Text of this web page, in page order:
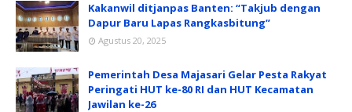
Kakanwil ditjanpas Banten: “Takjub dengan
Dapur Baru Lapas Rangkasbitung”
Agustus 20, 2025
Pemerintah Desa Majasari Gelar Pesta Rakyat
Peringati HUT ke-80 RI dan HUT Kecamatan
Jawilan ke-26